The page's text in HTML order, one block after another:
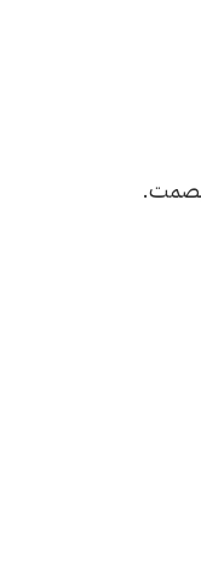
بصمت.